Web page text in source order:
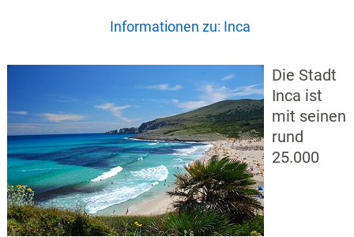
Informationen zu: Inca
Die Stadt
Inca ist
mit seinen
rund
25.000